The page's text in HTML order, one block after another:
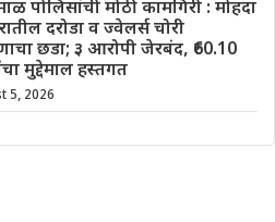
पोलिसांची मोठी कामगिरी : मोहदा
दरोडा व ज्वेलर्स चोरी
छडा; ३ आरोपी जेरबंद, ₹60.10
मुद्देमाल हस्तगत
5, 2026